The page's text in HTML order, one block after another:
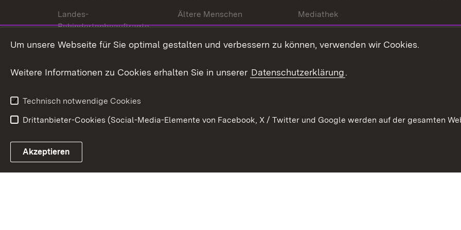
Landes-
Behindertenbeauftragte
Bürgerreferent
Karriere
Ältere Menschen
Behinderungen
Bürgerengagement
Mediathek
Link zum Landesportal
Um unsere Webseite für Sie optimal gestalten und verbessern zu können, verwenden wir Cookies.
Weitere Informationen zu Cookies erhalten Sie in unserer Datenschutzerklärung.
Technisch notwendige Cookies
Drittanbieter-Cookies (Social-Media-Elemente von Facebook, X / Twitter und Google werden auf der gesamten
Akzeptieren